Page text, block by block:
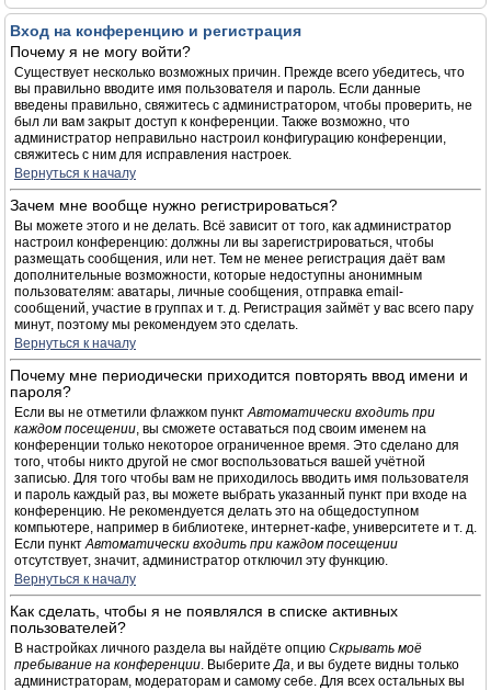
Вход на конференцию и регистрация
Почему я не могу войти?
Существует несколько возможных причин. Прежде всего убедитесь, что
вы правильно вводите имя пользователя и пароль. Если данные
введены правильно, свяжитесь с администратором, чтобы проверить, не
был ли вам закрыт доступ к конференции. Также возможно, что
администратор неправильно настроил конфигурацию конференции,
свяжитесь с ним для исправления настроек.
Вернуться к началу
Зачем мне вообще нужно регистрироваться?
Вы можете этого и не делать. Всё зависит от того, как администратор
настроил конференцию: должны ли вы зарегистрироваться, чтобы
размещать сообщения, или нет. Тем не менее регистрация даёт вам
дополнительные возможности, которые недоступны анонимным
пользователям: аватары, личные сообщения, отправка email-
сообщений, участие в группах и т. д. Регистрация займёт у вас всего пару
минут, поэтому мы рекомендуем это сделать.
Вернуться к началу
Почему мне периодически приходится повторять ввод имени и
пароля?
Если вы не отметили флажком пунктАвтоматически входить при
каждом посещении, вы сможете оставаться под своим именем на
конференции только некоторое ограниченное время. Это сделано для
того, чтобы никто другой не смог воспользоваться вашей учётной
записью. Для того чтобы вам не приходилось вводить имя пользователя
и пароль каждый раз, вы можете выбрать указанный пункт при входе на
конференцию. Не рекомендуется делать это на общедоступном
компьютере, например в библиотеке, интернет-кафе, университете и т. д.
Если пунктАвтоматически входить при каждом посещении
отсутствует, значит, администратор отключил эту функцию.
Вернуться к началу
Как сделать, чтобы я не появлялся в списке активных
пользователей?
В настройках личного раздела вы найдёте опцию Скрывать моё
пребывание на конференции. ВыберитеДа, и вы будете видны только
администраторам, модераторам и самому себе. Для всех остальных вы